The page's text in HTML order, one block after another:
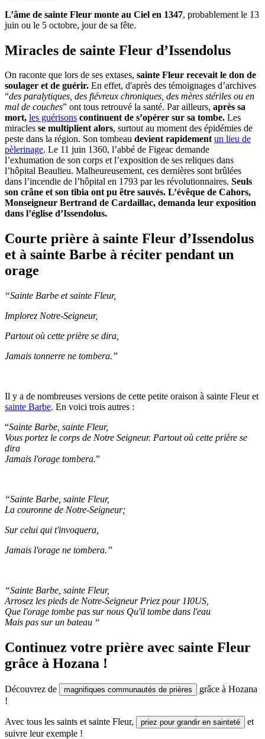
L’âme de sainte Fleur monte au Ciel en 1347, probablement le 13
juin ou le 5 octobre, jour de sa fête.
Miracles de sainte Fleur d’Issendolus
On raconte que lors de ses extases, sainte Fleur recevait le don de
soulager et de guérir. En effet, d'après des témoignages d’archives
“des paralytiques, des fiévreux chroniques, des mères stériles ou en
mal de couches” ont tous retrouvé la santé. Par ailleurs, après sa
mort, les guérisons continuent de s’opérer sur sa tombe. Les
miracles se multiplient alors, surtout au moment des épidémies de
peste dans la région. Son tombeau devient rapidement un lieu de
pèlerinage. Le 11 juin 1360, l’abbé de Figeac demande
l’exhumation de son corps et l’exposition de ses reliques dans
l’hôpital Beaulieu. Malheureusement, ces dernières sont brûlées
dans l’incendie de l’hôpital en 1793 par les révolutionnaires. Seuls
son crâne et son tibia ont pu être sauvés. L’évêque de Cahors,
Monseigneur Bertrand de Cardaillac, demanda leur exposition
dans l’église d’Issendolus.
Courte prière à sainte Fleur d’Issendolus
et à sainte Barbe à réciter pendant un
orage
“Sainte Barbe et sainte Fleur,
Implorez Notre-Seigneur,
Partout où cette prière se dira,
Jamais tonnerre ne tombera.”
Il y a de nombreuses versions de cette petite oraison à sainte Fleur et
sainte Barbe. En voici trois autres :
“Sainte Barbe, sainte Fleur,
Vous portez le corps de Notre Seigneur. Partout où cette prière se
dira
Jamais l'orage tombera.”
“Sainte Barbe, sainte Fleur,
La couronne de Notre-Seigneur;
Sur celui qui t'invoquera,
Jamais l'orage ne tombera.”
“Sainte Barbe, sainte Fleur,
Arrosez les pieds de Notre-Seigneur Priez pour 1I0US,
Que l'orage tombe pas sur nous Qu'il tombe dans l'eau
Mais pas sur un bateau “
Continuez votre prière avec sainte Fleur
grâce à Hozana !
Découvrez de magnifiques communautés de prières
grâce à Hozana
!
Avec tous les saints et sainte Fleur, priez pour grandir en sainteté
et
suivre leur exemple !